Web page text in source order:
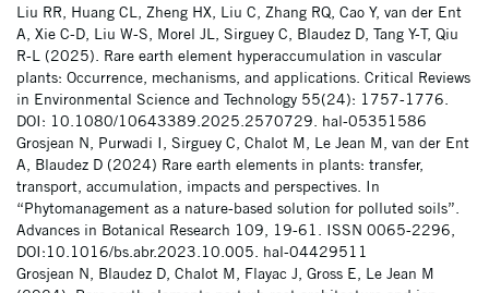
Liu RR, Huang CL, Zheng HX, Liu C, Zhang RQ, Cao Y, van der Ent
A, Xie C-D, Liu W-S, Morel JL, Sirguey C, Blaudez D, Tang Y-T, Qiu
R-L (2025). Rare earth element hyperaccumulation in vascular
plants: Occurrence, mechanisms, and applications. Critical Reviews
in Environmental Science and Technology 55(24): 1757-1776.
DOI: 10.1080/10643389.2025.2570729. hal-05351586
Grosjean N, Purwadi I, Sirguey C, Chalot M, Le Jean M, van der Ent
A, Blaudez D (2024) Rare earth elements in plants: transfer,
transport, accumulation, impacts and perspectives. In
“Phytomanagement as a nature-based solution for polluted soils”.
Advances in Botanical Research 109, 19-61. ISSN 0065-2296,
DOI:10.1016/bs.abr.2023.10.005. hal-04429511
Grosjean N, Blaudez D, Chalot M, Flayac J, Gross E, Le Jean M